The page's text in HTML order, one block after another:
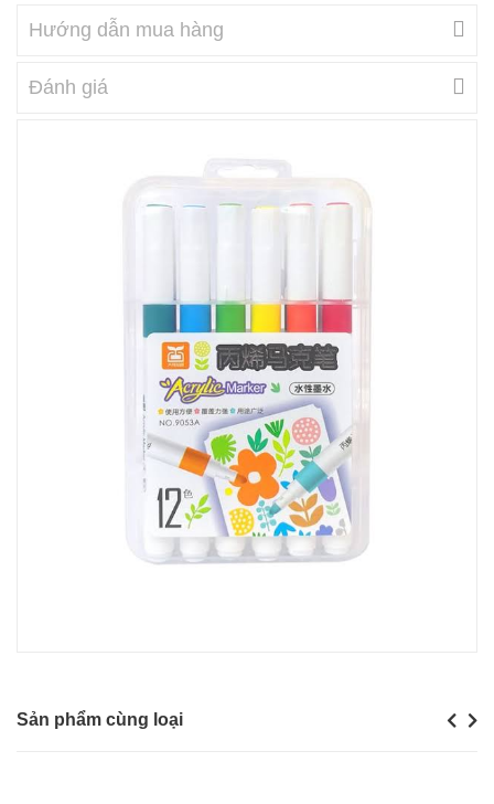
Hướng dẫn mua hàng
Đánh giá
Sản phẩm cùng loại Previous
Next